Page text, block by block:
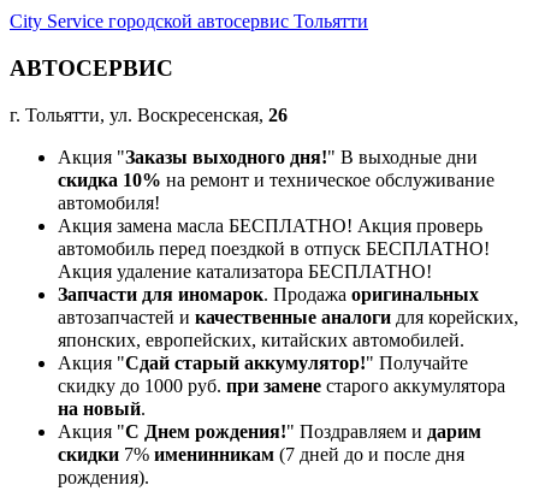
City Service городской автосервис Тольятти
АВТОСЕРВИС
г. Тольятти, ул. Воскресенская, 26
Акция "Заказы выходного дня!" В выходные дни
скидка 10% на ремонт и техническое обслуживание
автомобиля!
Акция замена масла БЕСПЛАТНО! Акция проверь
автомобиль перед поездкой в отпуск БЕСПЛАТНО!
Акция удаление катализатора БЕСПЛАТНО!
Запчасти для иномарок. Продажа оригинальных
автозапчастей и качественные аналоги для корейских,
японских, европейских, китайских автомобилей.
Акция "Сдай старый аккумулятор!" Получайте
скидку до 1000 руб. при замене старого аккумулятора
на новый.
Акция "С Днем рождения!" Поздравляем и дарим
скидки 7% именинникам (7 дней до и после дня
рождения).